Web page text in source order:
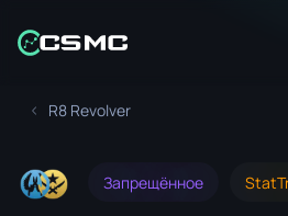
R8 Revolver
Запрещённое